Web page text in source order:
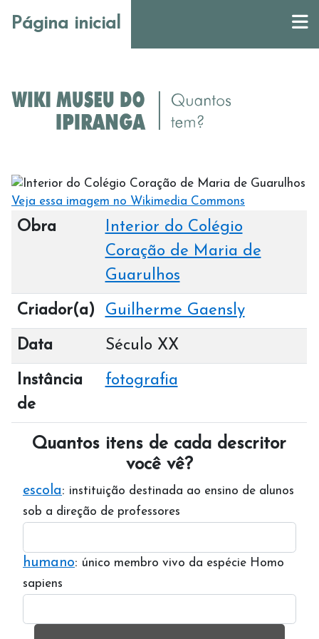
Página inicial
Veja essa imagem no Wikimedia Commons
Obra
Interior do Colégio
Coração de Maria de
Guarulhos
Criador(a) Guilherme Gaensly
Data Século XX
Instância
de
fotografia
Quantos itens de cada descritor
você vê?
escola: instituição destinada ao ensino de alunos
sob a direção de professores
humano: único membro vivo da espécie Homo
sapiens